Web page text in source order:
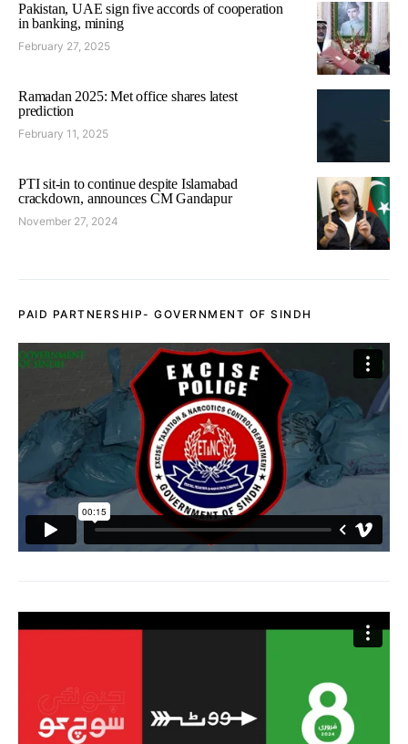
Pakistan, UAE sign five accords of cooperation
in banking, mining
February 27, 2025
Ramadan 2025: Met office shares latest
prediction
February 11, 2025
PTI sit-in to continue despite Islamabad
crackdown, announces CM Gandapur
November 27, 2024
PAID PARTNERSHIP- GOVERNMENT OF SINDH